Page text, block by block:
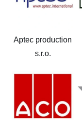
Aptec production
s.r.o.